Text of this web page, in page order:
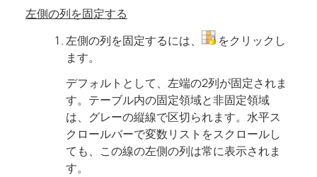
左側の列を固定する
左側の列を固定するには、
をクリックし
ます。
デフォルトとして、左端の2列が固定されま
す。テーブル内の固定領域と非固定領域
は、グレーの縦線で区切られます。水平ス
クロールバーで変数リストをスクロールし
ても、この線の左側の列は常に表示されま
す。